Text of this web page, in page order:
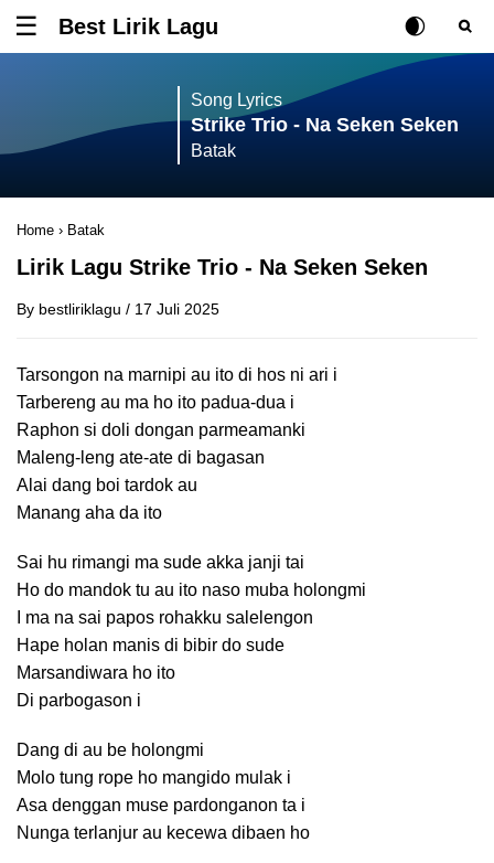
Tombol untuk membuka atau menutup menu
Best Lirik Lagu Rubah Posisi
Tombol
Song Lyrics
Strike Trio - Na Seken Seken
Batak
Home › Batak
Lirik Lagu Strike Trio - Na Seken Seken
By bestliriklagu / 17 Juli 2025
Tarsongon na marnipi au ito di hos ni ari i
Tarbereng au ma ho ito padua-dua i
Raphon si doli dongan parmeamanki
Maleng-leng ate-ate di bagasan
Alai dang boi tardok au
Manang aha da ito
Sai hu rimangi ma sude akka janji tai
Ho do mandok tu au ito naso muba holongmi
I ma na sai papos rohakku salelengon
Hape holan manis di bibir do sude
Marsandiwara ho ito
Di parbogason i
Dang di au be holongmi
Molo tung rope ho mangido mulak i
Asa denggan muse pardonganon ta i
Nunga terlanjur au kecewa dibaen ho